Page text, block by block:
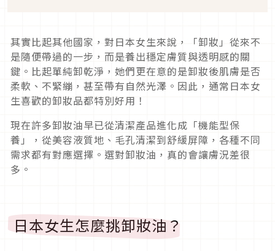
其實比起其他國家，對日本女生來說，「卸妝」從來不
是隨便帶過的一步， 而是養出穩定膚質與透明感的關
鍵。比起單純卸乾淨， 她們更在意的是卸妝後肌膚是否
柔軟、不緊繃，甚至帶有自然光澤。因此，通常日本女
生喜歡的卸妝品都特別好用！
現在許多卸妝油早已從清潔產品進化成「機能型保
養」， 從美容液質地、毛孔清潔到舒緩屏障，各種不同
需求都有對應選擇。 選對卸妝油，真的會讓膚況差很
多。
日本女生怎麼挑卸妝油？